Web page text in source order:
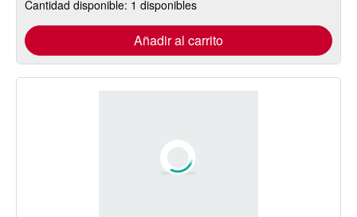
Cantidad disponible: 1 disponibles
Añadir al carrito